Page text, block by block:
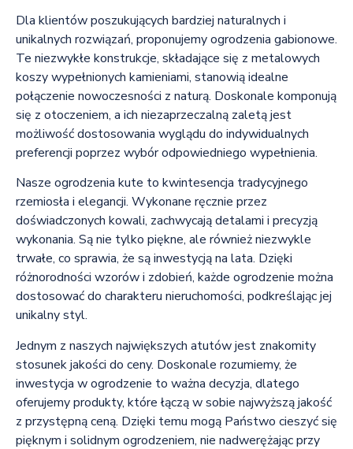
Dla klientów poszukujących bardziej naturalnych i
unikalnych rozwiązań, proponujemy ogrodzenia gabionowe.
Te niezwykłe konstrukcje, składające się z metalowych
koszy wypełnionych kamieniami, stanowią idealne
połączenie nowoczesności z naturą. Doskonale komponują
się z otoczeniem, a ich niezaprzeczalną zaletą jest
możliwość dostosowania wyglądu do indywidualnych
preferencji poprzez wybór odpowiedniego wypełnienia.
Nasze ogrodzenia kute to kwintesencja tradycyjnego
rzemiosła i elegancji. Wykonane ręcznie przez
doświadczonych kowali, zachwycają detalami i precyzją
wykonania. Są nie tylko piękne, ale również niezwykle
trwałe, co sprawia, że są inwestycją na lata. Dzięki
różnorodności wzorów i zdobień, każde ogrodzenie można
dostosować do charakteru nieruchomości, podkreślając jej
unikalny styl.
Jednym z naszych największych atutów jest znakomity
stosunek jakości do ceny. Doskonale rozumiemy, że
inwestycja w ogrodzenie to ważna decyzja, dlatego
oferujemy produkty, które łączą w sobie najwyższą jakość
z przystępną ceną. Dzięki temu mogą Państwo cieszyć się
pięknym i solidnym ogrodzeniem, nie nadwerężając przy